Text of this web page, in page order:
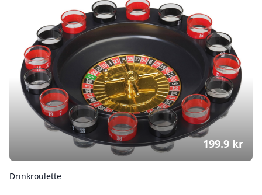
Drinkroulette
199.9 kr